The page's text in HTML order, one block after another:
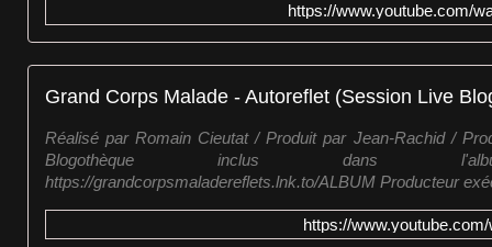
https://www.youtube.com/
Grand Corps Malade - Autoreflet (Session Live
Réalisé par Romain Cieutat / Produit par Jean-Rachid /
Blogothèque inclus dans
https://grandcorpsmaladereflets.lnk.to/ALBUM Producteur
https://